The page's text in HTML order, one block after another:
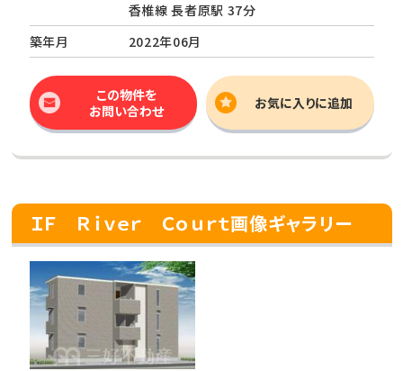
香椎線 長者原駅 37分
築年月
2022年06月
この物件を
お問い合わせ
お気に入りに追加
ＩＦ Ｒｉｖｅｒ Ｃｏｕｒｔ画像ギャラリー